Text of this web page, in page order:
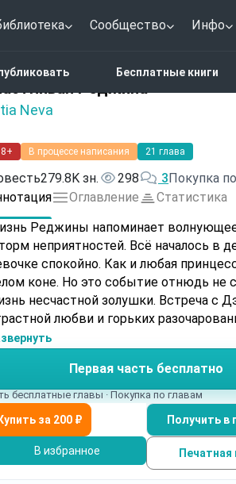
Сообщество Инфо
Бесплатные книги
Реджина
Neva
В процессе написания 21 глава
279.8K зн. 298 3Покупка
Оглавление
Статистика
Реджины напоминает
неприятностей. Всё началось в
спокойно. Как и любая
коне. Но это событие отнюдь не
несчастной золушки. Встреча с
любви и горьких
сюжет очень напоминает
и нецензурной
творится настоящая чертовщина?
Первая часть бесплатно
бесплатные главы · Покупка по главам
Получить в
В избранное Печатная